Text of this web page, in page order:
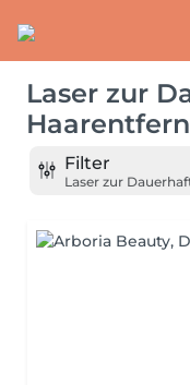
Laser zur
Filter
Laser zur